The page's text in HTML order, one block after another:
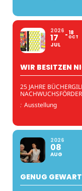
2026
17
JUL
18
OCT
WIR BESITZEN
25 JAHRE
: Ausstellung
2026
08
AUG
GENUG